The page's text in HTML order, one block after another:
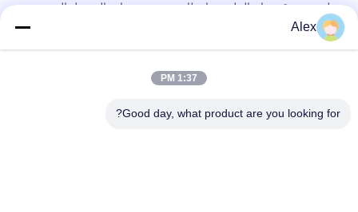
نظف صندوق ذوبان الملصق بانتظام مع درجة حرارة التشغيل الموصى
بها 150°C-175°C غراء PSA
التحكم القياسي ورق الارتباط الذوبان الساخن من 3 مصانع فرعية وإدارة
Alex
1:37 PM
Good day, what product are you looking for?